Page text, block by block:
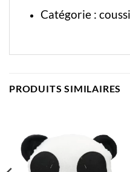
Catégorie :
PRODUITS SIMILAIRES